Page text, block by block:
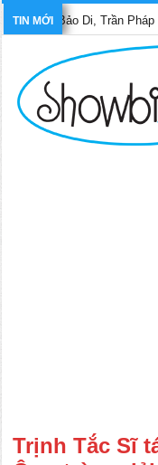
TIN MỚI
Pháp Dung tái ngộ màn
Trịnh Tắc Sĩ